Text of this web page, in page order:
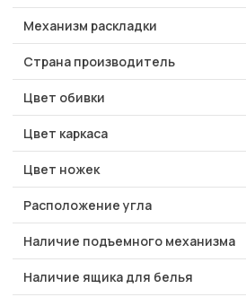
Механизм раскладки
Страна производитель
Цвет обивки
Цвет каркаса
Цвет ножек
Расположение угла
Наличие подъемного механизма
Наличие ящика для белья